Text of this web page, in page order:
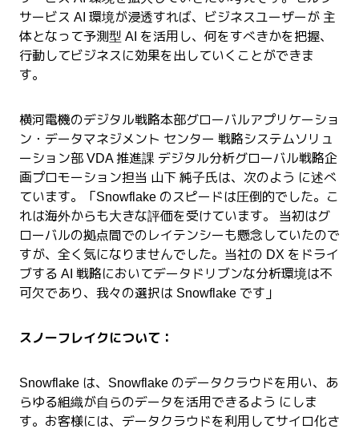
サービス AI 環境が浸透すれば、ビジネスユーザーが 主
体となって予測型 AI を活用し、何をすべきかを把握、
行動してビジネスに効果を出していくことができま
す。
横河電機のデジタル戦略本部グローバルアプリケーショ
ン・データマネジメント センター 戦略システムソリュ
ーション部 VDA 推進課 デジタル分析グローバル戦略企
画プロモーション担当 山下 純子氏は、次のよう に述べ
ています。「Snowflake のスピードは圧倒的でした。こ
れは海外からも大きな評価を受けています。 当初はグ
ローバルの拠点間でのレイテンシーも懸念していたので
すが、全く気になりませんでした。当社の DX をドライ
ブする AI 戦略においてデータドリブンな分析環境は不
可欠であり、我々の選択は Snowflake です」
スノーフレイクについて：
Snowflake は、Snowflake のデータクラウドを用い、あ
らゆる組織が自らのデータを活用できるよう にしま
す。お客様には、データクラウドを利用してサイロ化さ